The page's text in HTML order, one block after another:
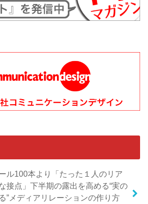
ル100本より「たった１人のリア
接点」下半期の露出を高める“実の
”メディアリレーションの作り方